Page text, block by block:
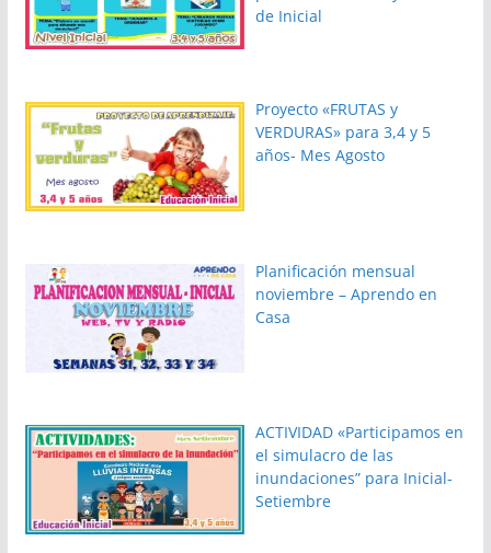
de Inicial
Proyecto «FRUTAS y
VERDURAS» para 3,4 y 5
años- Mes Agosto
Planificación mensual
noviembre – Aprendo en
Casa
ACTIVIDAD «Participamos en
el simulacro de las
inundaciones” para Inicial-
Setiembre